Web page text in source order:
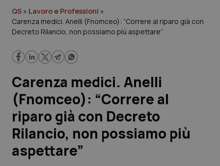
Governo e Parlamento
Regioni e Asl
Lavoro e Professioni
Scienza e Farmaci
Studi e Analisi
Lettere al direttore
QS » Lavoro e Professioni »
Carenza medici. Anelli (Fnomceo): “Correre al riparo già con
Decreto Rilancio, non possiamo più aspettare”
Carenza medici. Anelli
(Fnomceo): “Correre al
riparo già con Decreto
Rilancio, non possiamo più
aspettare”